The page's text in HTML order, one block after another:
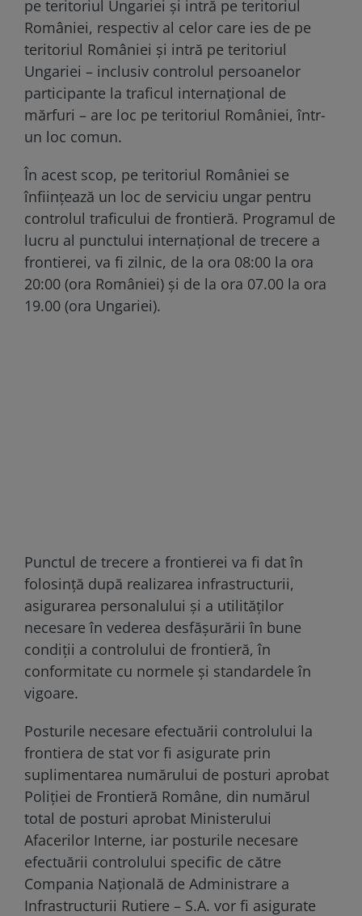
pe teritoriul Ungariei și intră pe teritoriul
României, respectiv al celor care ies de pe
teritoriul României și intră pe teritoriul
Ungariei – inclusiv controlul persoanelor
participante la traficul internațional de
mărfuri – are loc pe teritoriul României, într-
un loc comun.
În acest scop, pe teritoriul României se
înființează un loc de serviciu ungar pentru
controlul traficului de frontieră. Programul de
lucru al punctului internațional de trecere a
frontierei, va fi zilnic, de la ora 08:00 la ora
20:00 (ora României) și de la ora 07.00 la ora
19.00 (ora Ungariei).
Punctul de trecere a frontierei va fi dat în
folosință după realizarea infrastructurii,
asigurarea personalului și a utilităților
necesare în vederea desfășurării în bune
condiții a controlului de frontieră, în
conformitate cu normele și standardele în
vigoare.
Posturile necesare efectuării controlului la
frontiera de stat vor fi asigurate prin
suplimentarea numărului de posturi aprobat
Poliţiei de Frontieră Române, din numărul
total de posturi aprobat Ministerului
Afacerilor Interne, iar posturile necesare
efectuării controlului specific de către
Compania Națională de Administrare a
Infrastructurii Rutiere – S.A. vor fi asigurate